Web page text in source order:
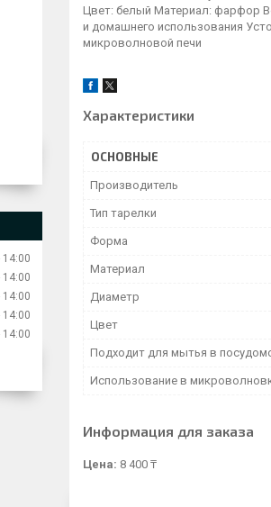
Цвет: белый Материал: фарфор
и домашнего использования
микроволновой печи
Характеристики
ОСНОВНЫЕ
Производитель
Тип тарелки
Форма
Материал
Диаметр
Цвет
Подходит для мытья в
Использование в
Информация для заказа
Цена: 8 400 ₸
14:00
14:00
14:00
14:00
14:00